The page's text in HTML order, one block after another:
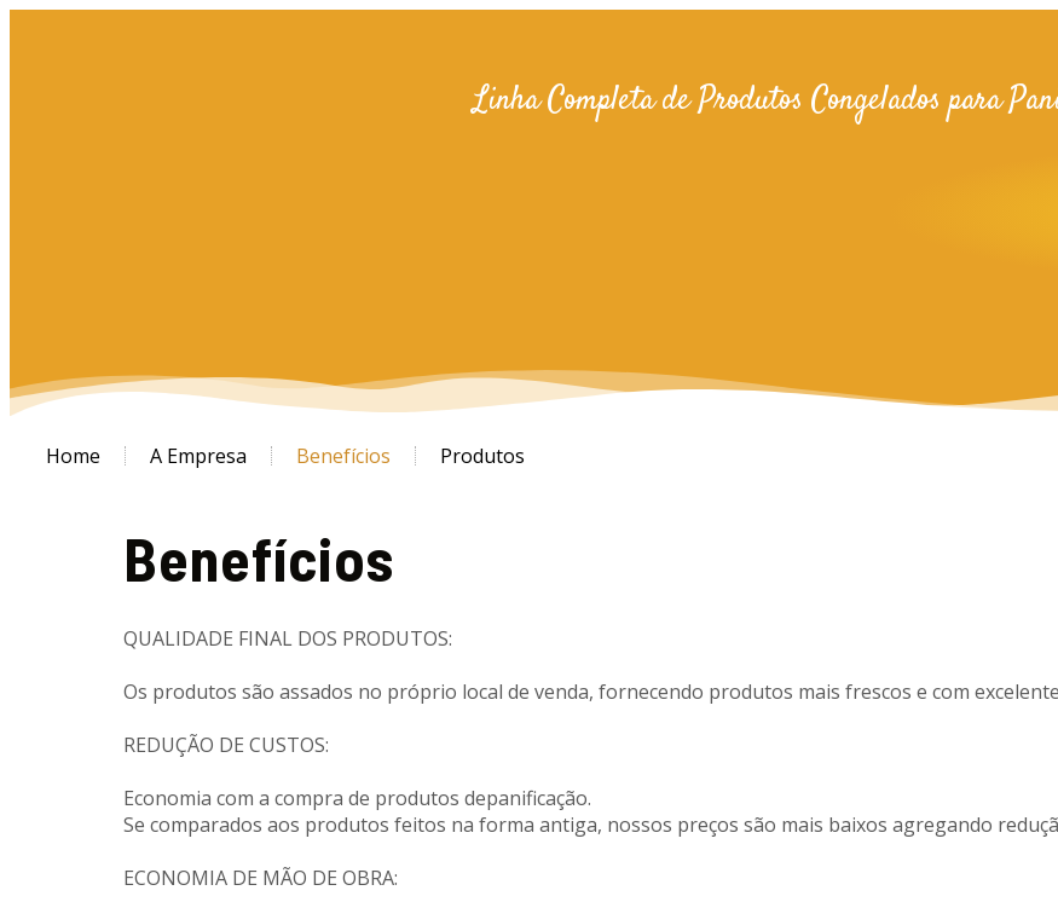
Linha Completa de Produtos Congelados para
Home A Empresa Benefícios Produtos
Benefícios
QUALIDADE FINAL DOS PRODUTOS:
Os produtos são assados no próprio local de venda, fornecendo produtos mais frescos e com
REDUÇÃO DE CUSTOS:
Economia com a compra de produtos depanificação.
Se comparados aos produtos feitos na forma antiga, nossos preços são mais baixos agregando
ECONOMIA DE MÃO DE OBRA: